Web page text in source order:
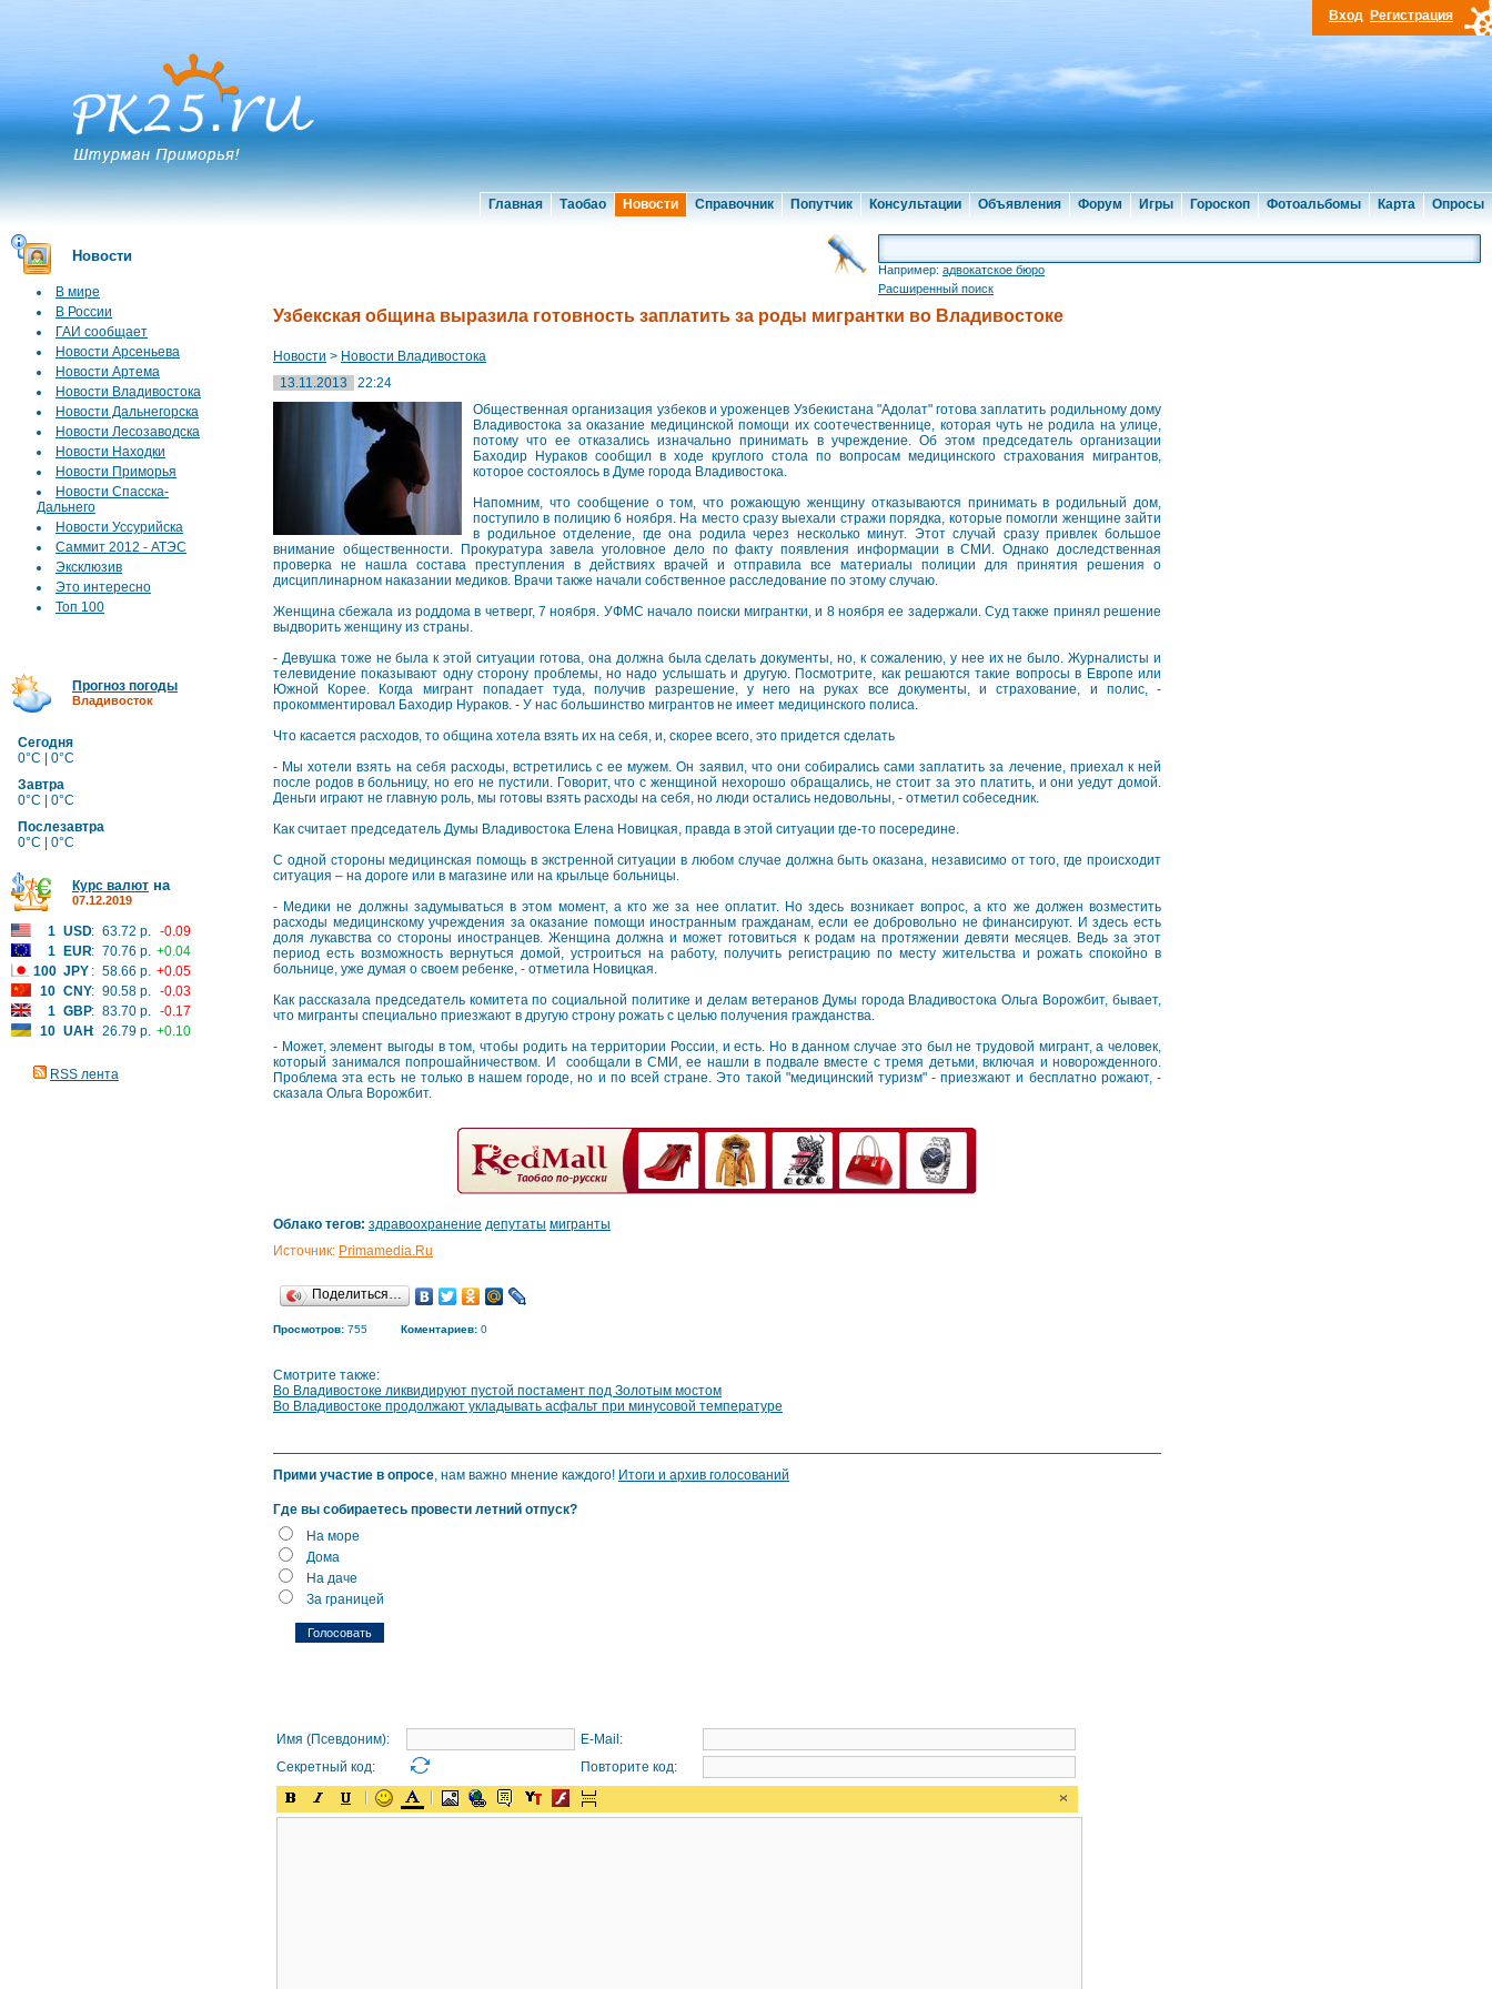
Главная Таобао Новости Справочник Попутчик Консультации Объявления Форум Игры Гороскоп Фотоальбомы Карта Опросы
Вход Регистрация
Новости
В мире
В России
ГАИ сообщает
Новости Арсеньева
Новости Артема
Новости Владивостока
Новости Дальнегорска
Новости Лесозаводска
Новости Находки
Новости Приморья
Новости Спасска-
Дальнего
Новости Уссурийска
Саммит 2012 - АТЭС
Эксклюзив
Это интересно
Топ 100
Прогноз погоды
Владивосток
Сегодня
0°C | 0°C
Завтра
0°C | 0°C
Послезавтра
0°C | 0°C
Курс валют на
07.12.2019
1 USD: 63.72 р. -0.09
1
EUR: 70.76 р. +0.04
100 JPY : 58.66 р. +0.05
10 CNY: 90.58 р. -0.03
1 GBP: 83.70 р. -0.17
10 UAH: 26.79 р. +0.10
RSS лента
Например: адвокатское бюро
Расширенный поиск
Узбекская община выразила готовность заплатить за роды мигрантки во Владивостоке
Новости > Новости Владивостока
13.11.2013
22:24
Общественная организация узбеков и уроженцев Узбекистана "Адолат" готова заплатить родильному дому
Владивостока за оказание медицинской помощи их соотечественнице, которая чуть не родила на улице,
потому что ее отказались изначально принимать в учреждение. Об этом председатель организации
Баходир Нураков сообщил в ходе круглого стола по вопросам медицинского страхования мигрантов,
которое состоялось в Думе города Владивостока.
Напомним, что сообщение о том, что рожающую женщину отказываются принимать в родильный дом,
поступило в полицию 6 ноября. На место сразу выехали стражи порядка, которые помогли женщине зайти
в родильное отделение, где она родила через несколько минут. Этот случай сразу привлек большое
внимание общественности. Прокуратура завела уголовное дело по факту появления информации в СМИ. Однако доследственная
проверка не нашла состава преступления в действиях врачей и отправила все материалы полиции для принятия решения о
дисциплинарном наказании медиков. Врачи также начали собственное расследование по этому случаю.
Женщина сбежала из роддома в четверг, 7 ноября. УФМС начало поиски мигрантки, и 8 ноября ее задержали. Суд также принял решение
выдворить женщину из страны.
- Девушка тоже не была к этой ситуации готова, она должна была сделать документы, но, к сожалению, у нее их не было. Журналисты и
телевидение показывают одну сторону проблемы, но надо услышать и другую. Посмотрите, как решаются такие вопросы в Европе или
Южной Корее. Когда мигрант попадает туда, получив разрешение, у него на руках все документы, и страхование, и полис, -
прокомментировал Баходир Нураков. - У нас большинство мигрантов не имеет медицинского полиса.
Что касается расходов, то община хотела взять их на себя, и, скорее всего, это придется сделать
- Мы хотели взять на себя расходы, встретились с ее мужем. Он заявил, что они собирались сами заплатить за лечение, приехал к ней
после родов в больницу, но его не пустили. Говорит, что с женщиной нехорошо обращались, не стоит за это платить, и они уедут домой.
Деньги играют не главную роль, мы готовы взять расходы на себя, но люди остались недовольны, - отметил собеседник.
Как считает председатель Думы Владивостока Елена Новицкая, правда в этой ситуации где-то посередине.
С одной стороны медицинская помощь в экстренной ситуации в любом случае должна быть оказана, независимо от того, где происходит
ситуация – на дороге или в магазине или на крыльце больницы.
- Медики не должны задумываться в этом момент, а кто же за нее оплатит. Но здесь возникает вопрос, а кто же должен возместить
расходы медицинскому учреждения за оказание помощи иностранным гражданам, если ее добровольно не финансируют. И здесь есть
доля лукавства со стороны иностранцев. Женщина должна и может готовиться к родам на протяжении девяти месяцев. Ведь за этот
период есть возможность вернуться домой, устроиться на работу, получить регистрацию по месту жительства и рожать спокойно в
больнице, уже думая о своем ребенке, - отметила Новицкая.
Как рассказала председатель комитета по социальной политике и делам ветеранов Думы города Владивостока Ольга Ворожбит, бывает,
что мигранты специально приезжают в другую строну рожать с целью получения гражданства.
- Может, элемент выгоды в том, чтобы родить на территории России, и есть. Но в данном случае это был не трудовой мигрант, а человек,
который занимался попрошайничеством. И сообщали в СМИ, ее нашли в подвале вместе с тремя детьми, включая и новорожденного.
Проблема эта есть не только в нашем городе, но и по всей стране. Это такой "медицинский туризм" - приезжают и бесплатно рожают, -
сказала Ольга Ворожбит.
Облако тегов: здравоохранение депутаты мигранты
Источник: Primamedia.Ru
Поделиться…
Просмотров: 755 Коментариев: 0
Смотрите также:
Во Владивостоке ликвидируют пустой постамент под Золотым мостом
Во Владивостоке продолжают укладывать асфальт при минусовой температуре
Прими участие в опросе, нам важно мнение каждого! Итоги и архив голосований
Где вы собираетесь провести летний отпуск?
На море
Дома
На даче
За границей
Имя (Псевдоним):
E-Mail:
Секретный код:
Повторите код: